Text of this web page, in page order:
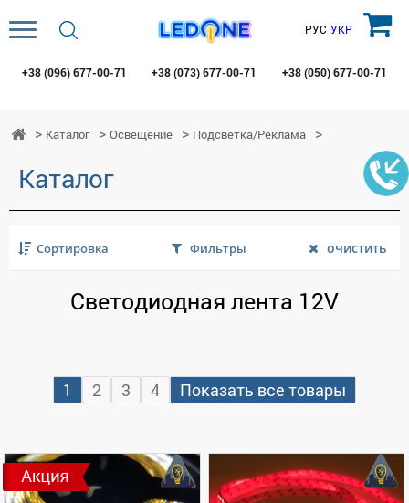
+38 (096) 677-00-71 +38 (073)677-00-71 +38 (050)677-00-71
РУС УКР
Каталог Освещение Подсветка/Реклама
Каталог
Сортировка Фильтры очистить
Светодиодная лента 12V
1 2 3 4 Показать все товары